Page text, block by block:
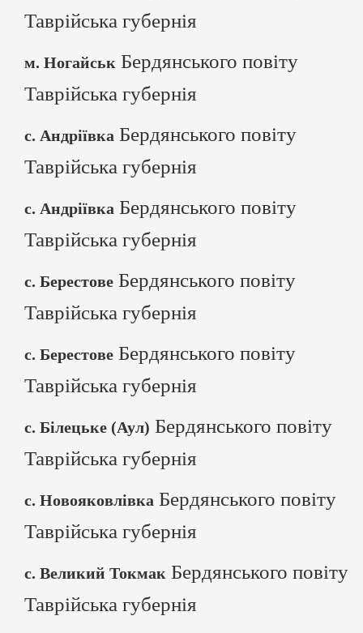
Таврійська губернія
м. Ногайськ Бердянського повіту
Таврійська губернія
с. Андріївка Бердянського повіту
Таврійська губернія
с. Андріївка Бердянського повіту
Таврійська губернія
с. Берестове Бердянського повіту
Таврійська губернія
с. Берестове Бердянського повіту
Таврійська губернія
с. Білецьке (Аул) Бердянського повіту
Таврійська губернія
с. Новояковлівка Бердянського повіту
Таврійська губернія
с. Великий Токмак Бердянського повіту
Таврійська губернія